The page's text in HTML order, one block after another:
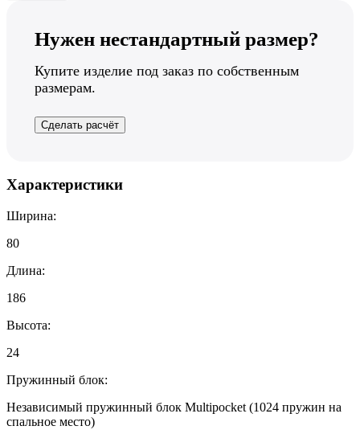
Нужен нестандартный размер?
Купите изделие под заказ по собственным
размерам.
Сделать расчёт
Характеристики
Ширина:
80
Длина:
186
Высота:
24
Пружинный блок:
Независимый пружинный блок Multipocket (1024 пружин на
спальное место)